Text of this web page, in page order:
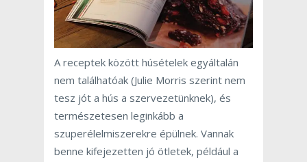
A receptek között húsételek egyáltalán
nem találhatóak (Julie Morris szerint nem
tesz jót a hús a szervezetünknek), és
természetesen leginkább a
szuperélelmiszerekre épülnek. Vannak
benne kifejezetten jó ötletek, például a